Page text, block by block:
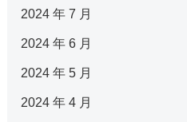
2024 年 7 月
2024 年 6 月
2024 年 5 月
2024 年 4 月